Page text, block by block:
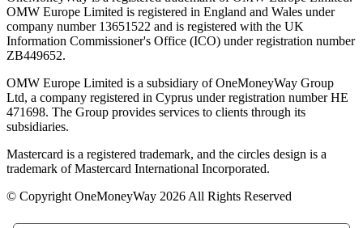
OMW Europe Limited is registered in England and Wales under
company number 13651522 and is registered with the UK
Information Commissioner's Office (ICO) under registration number
ZB449652.
OMW Europe Limited is a subsidiary of OneMoneyWay Group
Ltd, a company registered in Cyprus under registration number ΗΕ
471698. The Group provides services to clients through its
subsidiaries.
Mastercard is a registered trademark, and the circles design is a
trademark of Mastercard International Incorporated.
© Copyright OneMoneyWay 2026 All Rights Reserved